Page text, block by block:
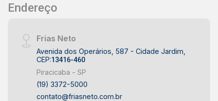
Endereço
Frias Neto
Avenida dos Operários, 587 - Cidade Jardim,
CEP:13416-460
Piracicaba - SP
(19) 3372-5000
contato@friasneto.com.br